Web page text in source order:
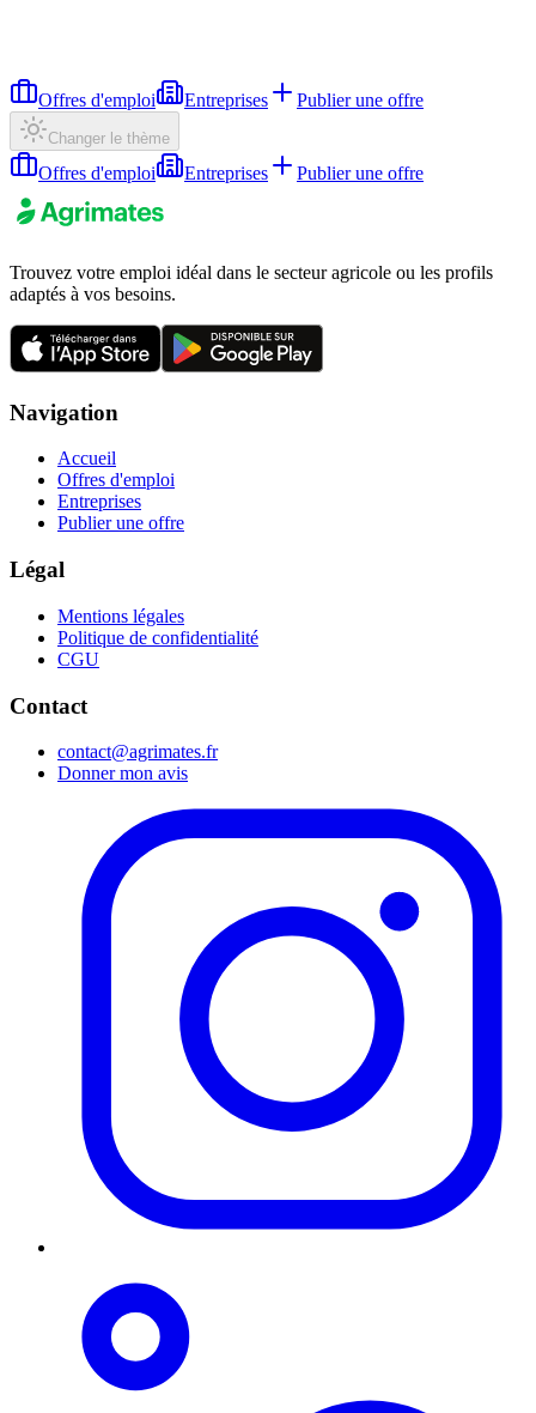
Offres d'emploi Entreprises Publier une offre
Changer le thème
Offres d'emploi Entreprises Publier une offre
Trouvez votre emploi idéal dans le secteur agricole ou les profils
adaptés à vos besoins.
Navigation
Accueil
Offres d'emploi
Entreprises
Publier une offre
Légal
Mentions légales
Politique de confidentialité
CGU
Contact
contact@agrimates.fr
Donner mon avis